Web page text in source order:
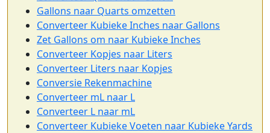
Gallons naar Quarts omzetten
Converteer Kubieke Inches naar Gallons
Zet Gallons om naar Kubieke Inches
Converteer Kopjes naar Liters
Converteer Liters naar Kopjes
Conversie Rekenmachine
Converteer mL naar L
Converteer L naar mL
Converteer Kubieke Voeten naar Kubieke Yards